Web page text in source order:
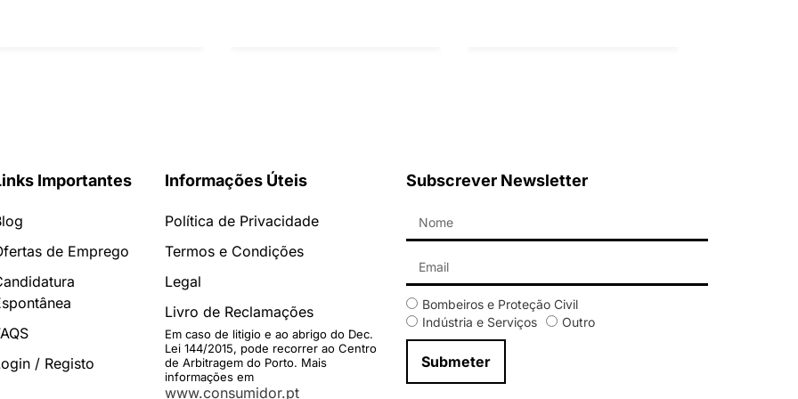
Importantes
de Emprego
/ Registo
Informações Úteis
Política de Privacidade
Termos e Condições
Legal
Livro de Reclamações
Em caso de litigio e ao abrigo do Dec.
Lei 144/2015, pode recorrer ao Centro
de Arbitragem do Porto. Mais
informações em
www.consumidor.pt
Subscrever Newsletter
Bombeiros e Proteção Civil
Indústria e Serviços
Outro
Submeter